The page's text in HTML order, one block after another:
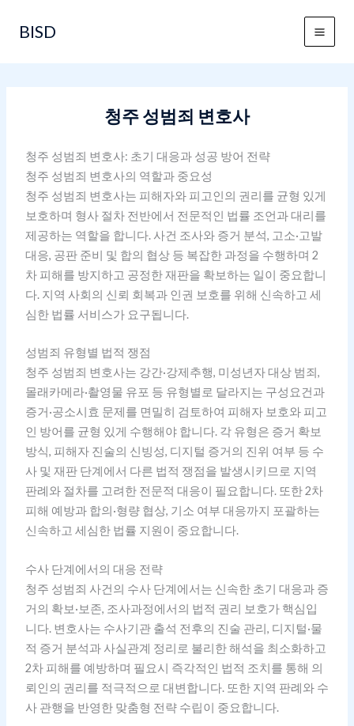
BISD
청주 성범죄 변호사
청주 성범죄 변호사: 초기 대응과 성공 방어 전략
청주 성범죄 변호사의 역할과 중요성
청주 성범죄 변호사는 피해자와 피고인의 권리를 균형 있게
보호하며 형사 절차 전반에서 전문적인 법률 조언과 대리를
제공하는 역할을 합니다. 사건 조사와 증거 분석, 고소·고발
대응, 공판 준비 및 합의 협상 등 복잡한 과정을 수행하며 2
차 피해를 방지하고 공정한 재판을 확보하는 일이 중요합니
다. 지역 사회의 신뢰 회복과 인권 보호를 위해 신속하고 세
심한 법률 서비스가 요구됩니다.
성범죄 유형별 법적 쟁점
청주 성범죄 변호사는 강간·강제추행, 미성년자 대상 범죄,
몰래카메라·촬영물 유포 등 유형별로 달라지는 구성요건과
증거·공소시효 문제를 면밀히 검토하여 피해자 보호와 피고
인 방어를 균형 있게 수행해야 합니다. 각 유형은 증거 확보
방식, 피해자 진술의 신빙성, 디지털 증거의 진위 여부 등 수
사 및 재판 단계에서 다른 법적 쟁점을 발생시키므로 지역
판례와 절차를 고려한 전문적 대응이 필요합니다. 또한 2차
피해 예방과 합의·형량 협상, 기소 여부 대응까지 포괄하는
신속하고 세심한 법률 지원이 중요합니다.
수사 단계에서의 대응 전략
청주 성범죄 사건의 수사 단계에서는 신속한 초기 대응과 증
거의 확보·보존, 조사과정에서의 법적 권리 보호가 핵심입
니다. 변호사는 수사기관 출석 전후의 진술 관리, 디지털·물
적 증거 분석과 사실관계 정리로 불리한 해석을 최소화하고
2차 피해를 예방하며 필요시 즉각적인 법적 조치를 통해 의
뢰인의 권리를 적극적으로 대변합니다. 또한 지역 판례와 수
사 관행을 반영한 맞춤형 전략 수립이 중요합니다.